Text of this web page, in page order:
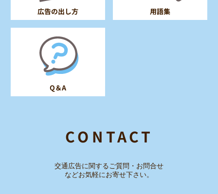
広告の出し方 用語集
Q＆A
CONTACT
交通広告に関するご質問・お問合せ
などお気軽にお寄せ下さい。